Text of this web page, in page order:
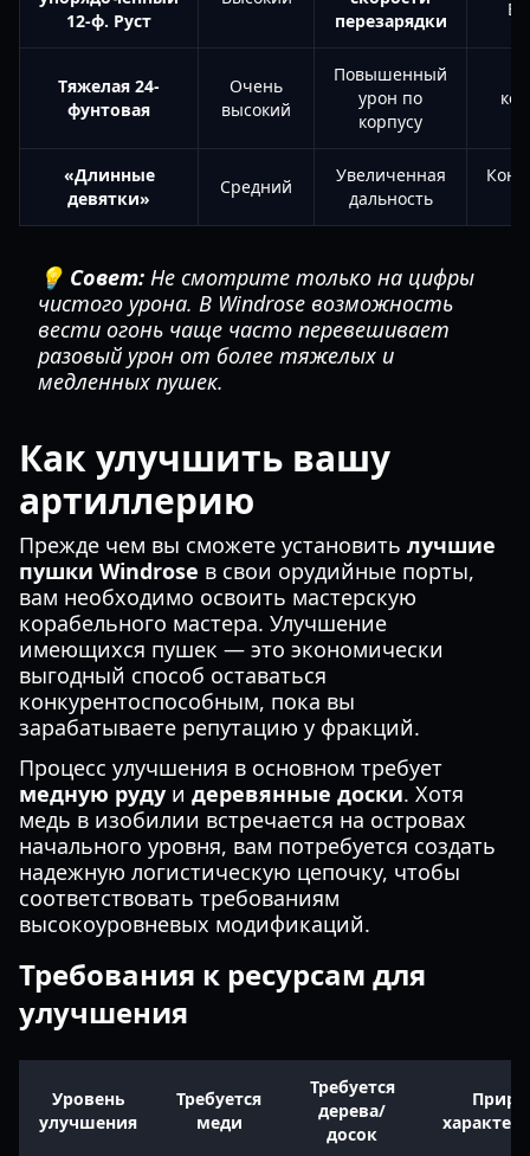
12-ф. Руст
перезарядки
Тяжелая 24-
фунтовая
Очень
высокий
Повышенный
урон по
корпусу
«Длинные
девятки»
Средний
Увеличенная
дальность
💡 Совет: Не смотрите только на цифры
чистого урона. В Windrose возможность
вести огонь чаще часто перевешивает
разовый урон от более тяжелых и
медленных пушек.
Как улучшить вашу
артиллерию
Прежде чем вы сможете установить лучшие
пушки Windrose в свои орудийные порты,
вам необходимо освоить мастерскую
корабельного мастера. Улучшение
имеющихся пушек — это экономически
выгодный способ оставаться
конкурентоспособным, пока вы
зарабатываете репутацию у фракций.
Процесс улучшения в основном требует
медную руду и деревянные доски. Хотя
медь в изобилии встречается на островах
начального уровня, вам потребуется создать
надежную логистическую цепочку, чтобы
соответствовать требованиям
высокоуровневых модификаций.
Требования к ресурсам для
улучшения
Уровень
улучшения
Требуется
меди
Требуется
дерева/
досок